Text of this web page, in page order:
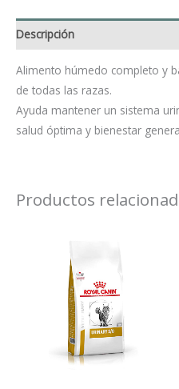
Descripción
Alimento húmedo completo y
de todas las razas.
Ayuda mantener un sistema
salud óptima y bienestar
Productos